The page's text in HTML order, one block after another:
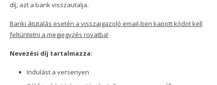
Expo
díj, azt a bank visszautalja.
Banki átutalás esetén a visszaigazoló email-ben kapott kódot kell
feltüntetni a megjegyzés rovatba!
Nevezési díj tartalmazza:
Indulást a versenyen